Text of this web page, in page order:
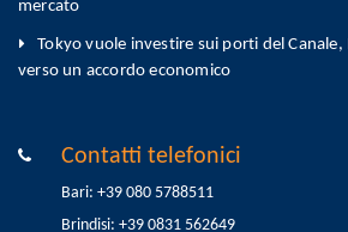
mercato
Tokyo vuole investire sui porti del Canale,
verso un accordo economico
Contatti telefonici
Bari: +39 080 5788511
Brindisi: +39 0831 562649